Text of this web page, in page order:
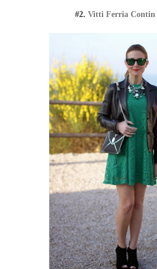
#2. Vitti Ferria Contin